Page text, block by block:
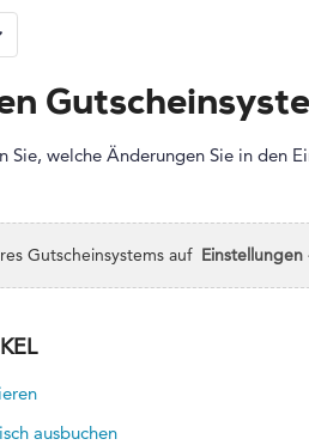
Sie, welche Änderungen Sie in den
Gutscheinsystems auf
ausbuchen